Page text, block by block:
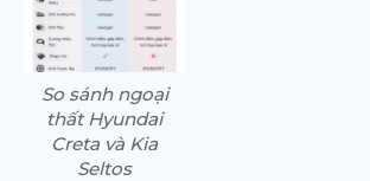
So sánh ngoại
thất Hyundai
Creta và Kia
Seltos